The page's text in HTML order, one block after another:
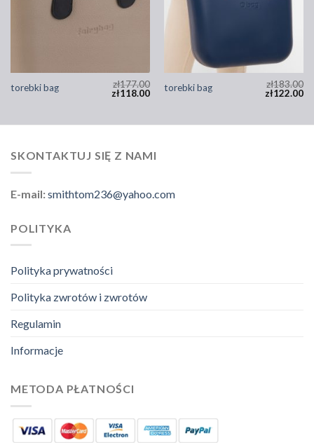
torebki bag zł177.00
zł118.00 torebki bag zł183.00
zł122.00
SKONTAKTUJ SIĘ Z NAMI
E-mail:smithtom236@yahoo.com
POLITYKA
Polityka prywatności
Polityka zwrotów i zwrotów
Regulamin
Informacje
METODA PŁATNOŚCI